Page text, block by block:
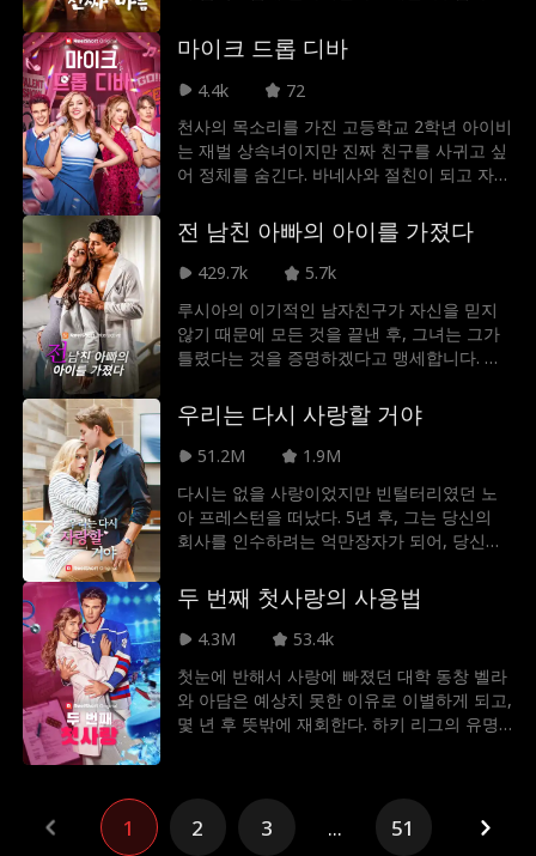
나며 두 사람은 재회하게 된다. 묻어뒀던 감정
이 되살아나는 가운데, 엠마는 전 남자친구한
테 벗어나기 위해 주말 동안 리암과 위장 연애
마이크 드롭 디바
4.4k
72
천사의 목소리를 가진 고등학교 2학년 아이비
는 재벌 상속녀이지만 진짜 친구를 사귀고 싶
어 정체를 숨긴다. 바네사와 절친이 되고 자신
용당한다! 심지어 바네사는 죄책감을 이용해
아이비를 목소리 대역으로 삼는다. 하지만 아
이비가 남자친구와 절친의 바람을 목격하며
는 어릴 적 친구인 스타 쿼터백 블레이크에게
도움을 청하는데. 과연 아이비는 스포트라이
트를 되찾을 수 있을까?
전 남친 아빠의 아이를 가졌다
429.7k
5.7k
루시아의 이기적인 남자친구가 자신을 믿지
않기 때문에 모든 것을 끝낸 후, 그녀는 그가
틀렸다는 것을 증명하겠다고 맹세합니다. 최
는 일에 몰두합니다. 그리고 레지던트 지도자
인 소이어 캠벨 박사는 무자비하기로 저명한
외과의사, 놀랍게도 나의 아기의 아빠, 그리고
니다.
우리는 다시 사랑할 거야
51.2M
1.9M
다시는 없을 사랑이었지만 빈털터리였던 노
아 프레스턴을 떠났다. 5년 후, 그는 당신의
회사를 인수하려는 억만장자가 되어, 당신의
유를 말하고 다시 함께 할 수 있을까? 아니면
되돌리기엔 너무 늦었을까?
두 번째 첫사랑의 사용법
4.3M
53.4k
첫눈에 반해서 사랑에 빠졌던 대학 동창 벨라
와 아담은 예상치 못한 이유로 이별하게 되고,
몇 년 후 뜻밖에 재회한다. 하키 리그의 유명
감정이 다시 떠오르면서, 운명의 장난으로 두
사람은 계약 연애 관계를 맺고 두 번째로 사귈
기회를 얻게 된다. 날이 갈수록 벨라와 아담
1 2 3 ... 51